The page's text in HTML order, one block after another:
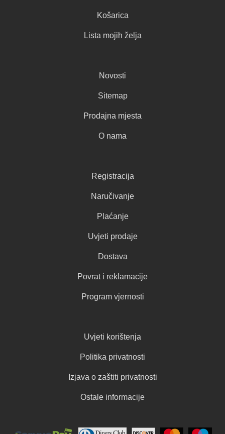
Košarica
Lista mojih želja
Novosti
Sitemap
Prodajna mjesta
O nama
Registracija
Naručivanje
Plaćanje
Uvjeti prodaje
Dostava
Povrat i reklamacije
Program vjernosti
Uvjeti korištenja
Politika privatnosti
Izjava o zaštiti privatnosti
Ostale informacije